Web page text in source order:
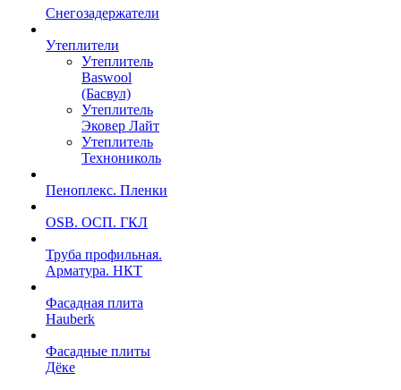
Снегозадержатели
Утеплители
Утеплитель
Baswool
(Басвул)
Утеплитель
Эковер Лайт
Утеплитель
Технониколь
Пеноплекс. Пленки
OSB. ОСП. ГКЛ
Труба профильная.
Арматура. НКТ
Фасадная плита
Hauberk
Фасадные плиты
Дёке